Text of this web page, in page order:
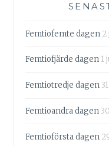
Femtiofemte dagen 2
Femtiofjärde dagen 1
Femtiotredje dagen
Femtioandra dagen
Femtioförsta dagen